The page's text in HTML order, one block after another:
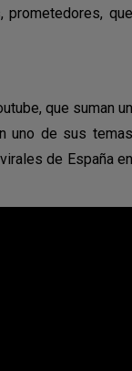
prometedores,
que suman un
uno de sus temas
de España en